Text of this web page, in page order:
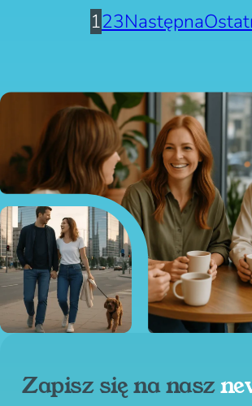
123Następna
Zapisz się na nasz